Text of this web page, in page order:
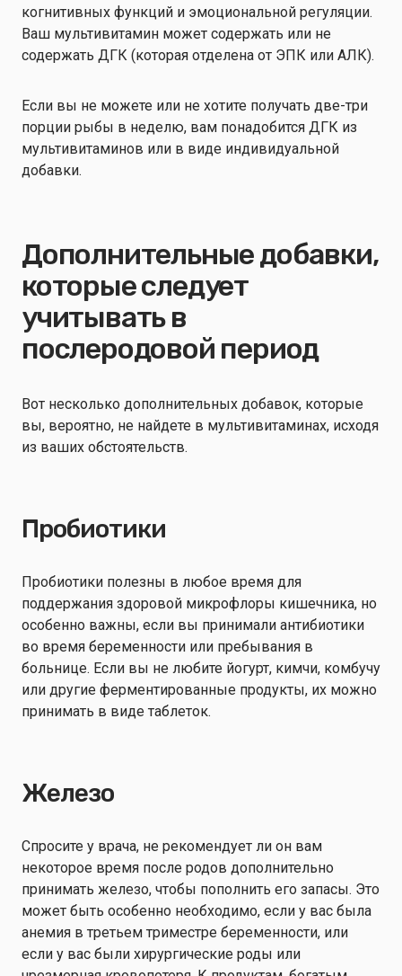
когнитивных функций и эмоциональной регуляции.
Ваш мультивитамин может содержать или не
содержать ДГК (которая отделена от ЭПК или АЛК).
Если вы не можете или не хотите получать две-три
порции рыбы в неделю, вам понадобится ДГК из
мультивитаминов или в виде индивидуальной
добавки.
Дополнительные добавки,
которые следует
учитывать в
послеродовой период
Вот несколько дополнительных добавок, которые
вы, вероятно, не найдете в мультивитаминах, исходя
из ваших обстоятельств.
Пробиотики
Пробиотики полезны в любое время для
поддержания здоровой микрофлоры кишечника, но
особенно важны, если вы принимали антибиотики
во время беременности или пребывания в
больнице. Если вы не любите йогурт, кимчи, комбучу
или другие ферментированные продукты, их можно
принимать в виде таблеток.
Железо
Спросите у врача, не рекомендует ли он вам
некоторое время после родов дополнительно
принимать железо, чтобы пополнить его запасы. Это
может быть особенно необходимо, если у вас была
анемия в третьем триместре беременности, или
если у вас были хирургические роды или